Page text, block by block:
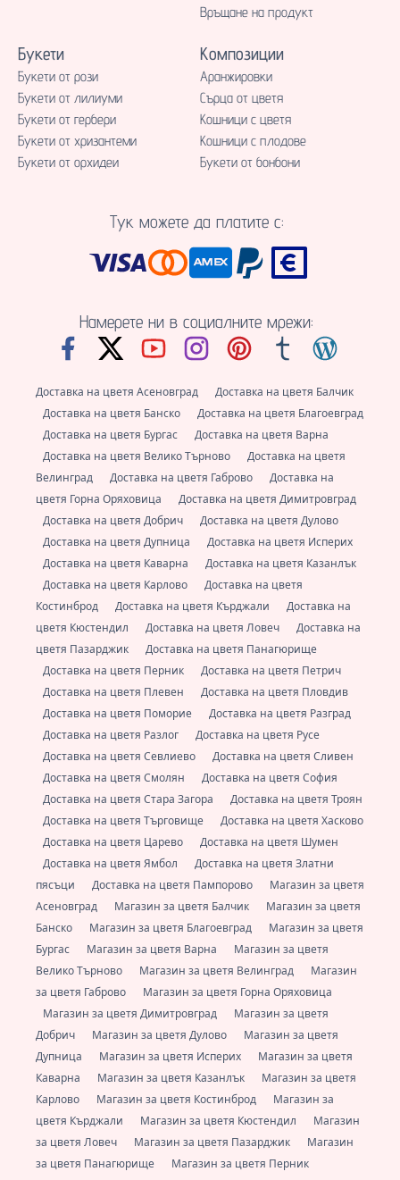
Връщане на продукт
Букети
Букети от рози
Букети от лилиуми
Букети от гербери
Букети от хризантеми
Букети от орхидеи
Композиции
Аранжировки
Сърца от цветя
Кошници с цветя
Кошници с плодове
Букети от бонбони
Тук можете да платите с:
Намерете ни в социалните мрежи:
Доставка на цветя Асеновград
Доставка на цветя Балчик
Доставка на цветя Банско
Доставка на цветя Благоевград
Доставка на цветя Бургас
Доставка на цветя Варна
Доставка на цветя Велико Търново
Доставка на цветя
Велинград
Доставка на цветя Габрово
Доставка на
цветя Горна Оряховица
Доставка на цветя Димитровград
Доставка на цветя Добрич
Доставка на цветя Дулово
Доставка на цветя Дупница
Доставка на цветя Исперих
Доставка на цветя Каварна
Доставка на цветя Казанлък
Доставка на цветя Карлово
Доставка на цветя
Костинброд
Доставка на цветя Кърджали
Доставка на
цветя Кюстендил
Доставка на цветя Ловеч
Доставка на
цветя Пазарджик
Доставка на цветя Панагюрище
Доставка на цветя Перник
Доставка на цветя Петрич
Доставка на цветя Плевен
Доставка на цветя Пловдив
Доставка на цветя Поморие
Доставка на цветя Разград
Доставка на цветя Разлог
Доставка на цветя Русе
Доставка на цветя Севлиево
Доставка на цветя Сливен
Доставка на цветя Смолян
Доставка на цветя София
Доставка на цветя Стара Загора
Доставка на цветя Троян
Доставка на цветя Търговище
Доставка на цветя Хасково
Доставка на цветя Царево
Доставка на цветя Шумен
Доставка на цветя Ямбол
Доставка на цветя Златни
пясъци
Доставка на цветя Пампорово
Магазин за цветя
Асеновград
Магазин за цветя Балчик
Магазин за цветя
Банско
Магазин за цветя Благоевград
Магазин за цветя
Бургас
Магазин за цветя Варна
Магазин за цветя
Велико Търново
Магазин за цветя Велинград
Магазин
за цветя Габрово
Магазин за цветя Горна Оряховица
Магазин за цветя Димитровград
Магазин за цветя
Добрич
Магазин за цветя Дулово
Магазин за цветя
Дупница
Магазин за цветя Исперих
Магазин за цветя
Каварна
Магазин за цветя Казанлък
Магазин за цветя
Карлово
Магазин за цветя Костинброд
Магазин за
цветя Кърджали
Магазин за цветя Кюстендил
Магазин
за цветя Ловеч
Магазин за цветя Пазарджик
Магазин
за цветя Панагюрище
Магазин за цветя Перник